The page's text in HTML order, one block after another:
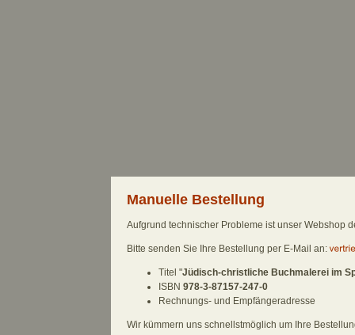
Manuelle Bestellung
Aufgrund technischer Probleme ist unser Webshop
Bitte senden Sie Ihre Bestellung per E-Mail an:
Titel "Jüdisch-christliche Buchmalerei im
ISBN 978-3-87157-247-0
Rechnungs- und Empfängeradresse
Wir kümmern uns schnellstmöglich um Ihre